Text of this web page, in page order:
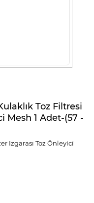
Toz Filtresi
Mesh 1 Adet-(57 -
Izgarası Toz Önleyi̇ci̇